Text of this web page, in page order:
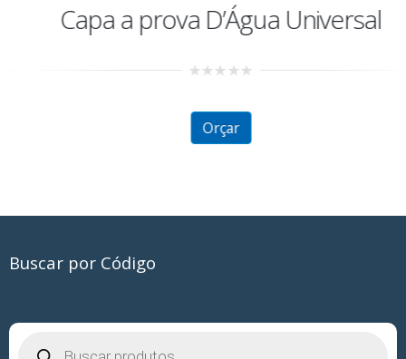
Capa a prova D’Água Universal
Orçar
Buscar por Código
produtos